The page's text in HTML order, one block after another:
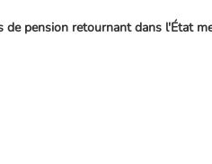
pension retournant dans l'État